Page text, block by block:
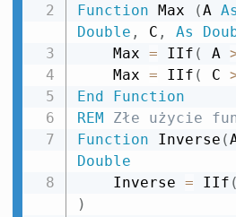
Function Max (A As
Double , C , As
    Max
= IIf ( A
    Max
= IIf ( C
End
Function
REM Złe użycie
Function Inverse (
Double
    Inverse
= IIf (
)